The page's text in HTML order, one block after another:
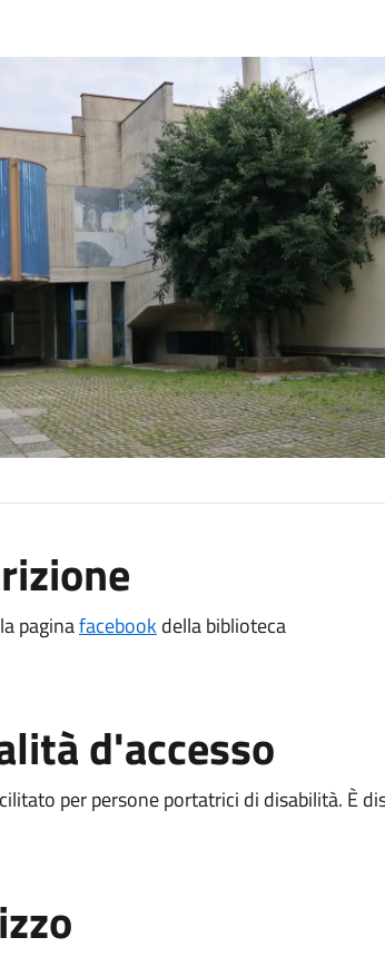
paginafacebook della biblioteca
d'accesso
per persone portatrici di disabilità. È